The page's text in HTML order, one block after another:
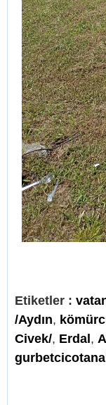
Etiketler :
/Aydın,
Civek/, Erdal,